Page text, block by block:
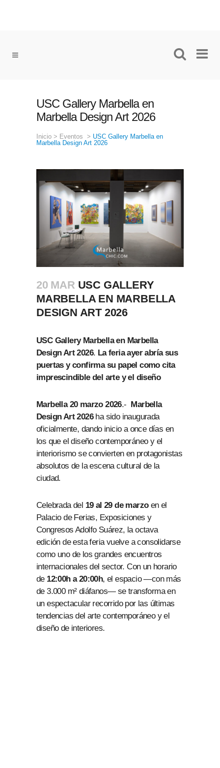
USC Gallery Marbella en
Marbella Design Art 2026
Inicio > Eventos > USC Gallery Marbella en
Marbella Design Art 2026
20 MAR USC GALLERY
MARBELLA EN MARBELLA
DESIGN ART 2026
USC Gallery Marbella en Marbella
Design Art 2026. La feria ayer abría sus
puertas y confirma su papel como cita
imprescindible del arte y el diseño
Marbella 20 marzo 2026.-
Marbella
Design Art 2026ha sido inaugurada
oficialmente, dando inicio a once días en
los que el diseño contemporáneo y el
interiorismo se convierten en protagonistas
absolutos de la escena cultural de la
ciudad.
Celebrada del 19 al 29 de marzoen el
Palacio de Ferias, Exposiciones y
Congresos Adolfo Suárez, la octava
edición de esta feria vuelve a consolidarse
como uno de los grandes encuentros
internacionales del sector. Con un horario
de 12:00h a 20:00h, el espacio —con más
de 3.000 m² diáfanos— se transforma en
un espectacular recorrido por las últimas
tendencias del arte contemporáneo y el
diseño de interiores.